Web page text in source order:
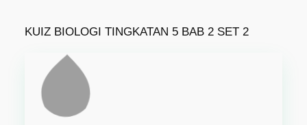
KUIZ BIOLOGI TINGKATAN 5 BAB 2 SET 2